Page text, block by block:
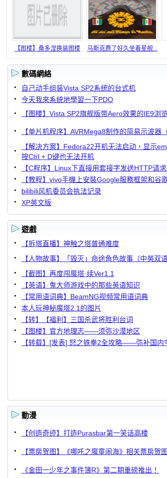
【图楼】桑多涅换装图楼 马斯克费了好久坐着星舰...
數碼網絡
自己动手组装Vista SP2系统的台式机
今天我來系統地學習一下PDO
【图楼】Vista SP2旗舰版带Aero效果的IE9浏
【单片机程序】AVRMega8制作的简易示波器
【解决方案】Fedora22开机无法启动，显示
按Ctrl + D键也无法开机
【C程序】Linux下直接用套接字发送HTTP请
【教程】vivo手機上安裝Google服務框架和谷
bilibili风机委员会执法记录
XP英文版
遊戲
【拆塔直播】神触之塔普通难度
【人物故事】「毁灭」命途角色故事（中英双语
【截图】再度闯魔塔·续Ver1.1
【英语】鬼大师游戏中的那些英语知识
【常用语词典】BeamNG视频常用语词典
本人玩神秘魔塔2.1的图片
【转】【福利】三国杀武将胜利台词
【图楼】官方地理志——须弥沙漠地区
【转载】[发表] 怒之铁拳2全攻略——弥补国内
動漫
【创造奇迹】打造Purasbar第一笑话高楼
【票房贺图】《哪吒之魔童闹海》相关票房贺图
《金田一少年之事件簿R》第二期重磅推出！